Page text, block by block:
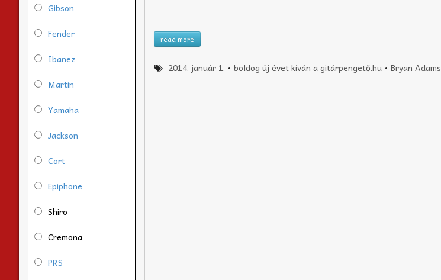
read more
2014. január 1. • boldog új évet kíván a gitárpengető.hu• Bryan Adams
Gibson
Fender
Ibanez
Martin
Yamaha
Jackson
Cort
Epiphone
Shiro
Cremona
PRS